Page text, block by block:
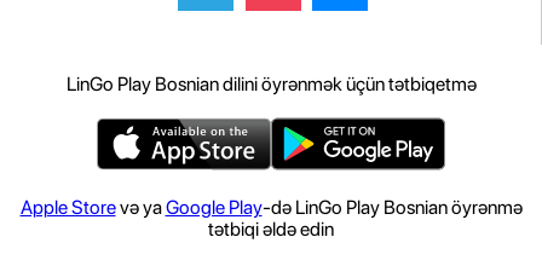
LinGo Play Bosnian dilini öyrənmək üçün tətbiqetmə
Apple Storevə yaGoogle Play-də LinGo Play Bosnian öyrənmə
tətbiqi əldə edin